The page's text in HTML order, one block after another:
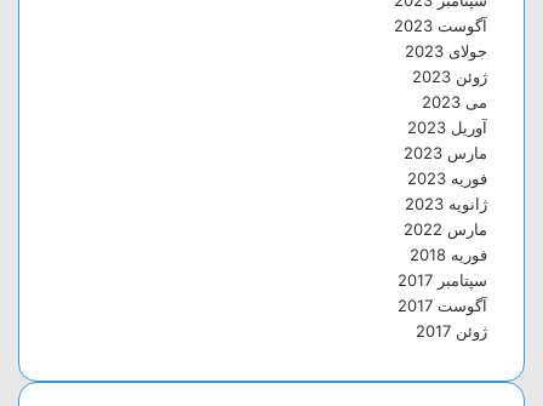
آگوست 2023
جولای 2023
ژوئن 2023
می 2023
آوریل 2023
مارس 2023
فوریه 2023
ژانویه 2023
مارس 2022
فوریه 2018
سپتامبر 2017
آگوست 2017
ژوئن 2017